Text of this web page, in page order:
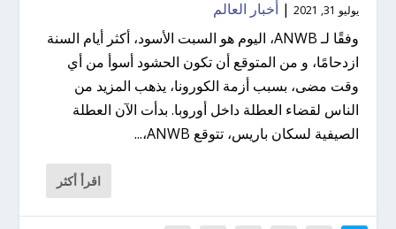
يوليو 31, 2021 |أخبار العالم
وفقًا لـ ANWB، اليوم هو السبت الأسود، أكثر أيام السنة
ازدحامًا، و من المتوقع أن تكون الحشود أسوأ من أي
وقت مضى، بسبب أزمة الكورونا، يذهب المزيد من
الناس لقضاء العطلة داخل أوروبا. بدأت الآن العطلة
الصيفية لسكان باريس، تتوقع ANWB،...
اقرأ أكثر